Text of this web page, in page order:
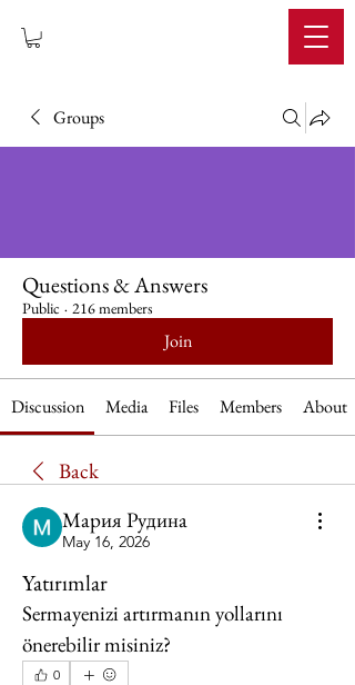
Groups
Questions & Answers
Public · 216 members
Join
Discussion Media Files Members About
Back
Мария Рудина
May 16, 2026
Yatırımlar
Sermayenizi artırmanın yollarını
önerebilir misiniz?
0